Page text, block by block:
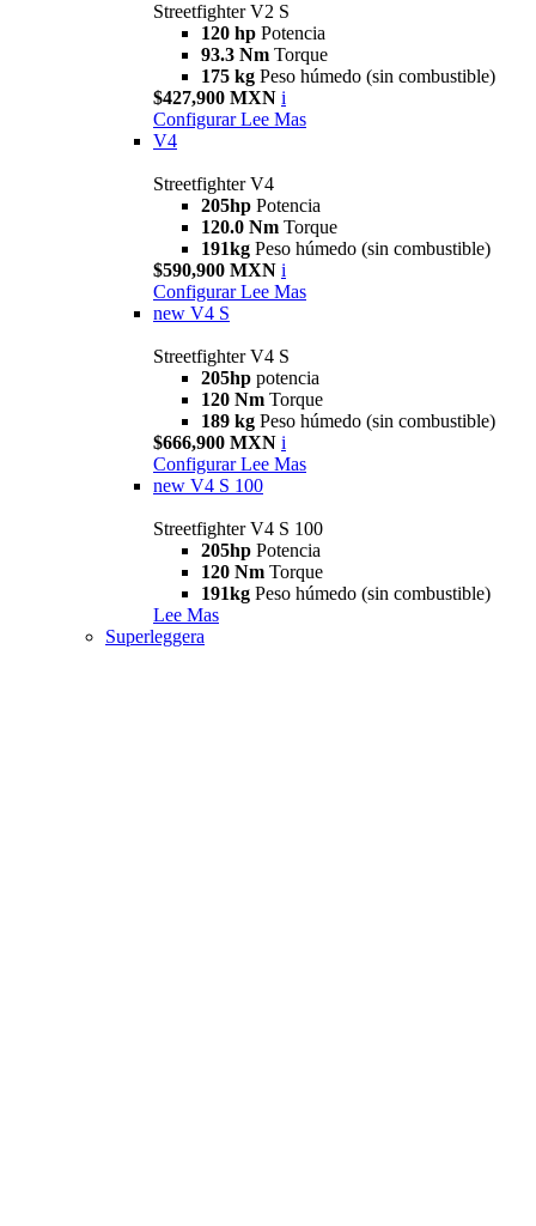
Streetfighter V2 S
120 hp Potencia
93.3 Nm Torque
175 kg Peso húmedo (sin combustible)
$427,900 MXN i
Configurar Lee Mas
V4
Streetfighter V4
205hp Potencia
120.0 Nm Torque
191kg Peso húmedo (sin combustible)
$590,900 MXN i
Configurar Lee Mas
new V4 S
Streetfighter V4 S
205hp potencia
120 Nm Torque
189 kg Peso húmedo (sin combustible)
$666,900 MXN i
Configurar Lee Mas
new V4 S 100
Streetfighter V4 S 100
205hp Potencia
120 Nm Torque
191kg Peso húmedo (sin combustible)
Lee Mas
Superleggera